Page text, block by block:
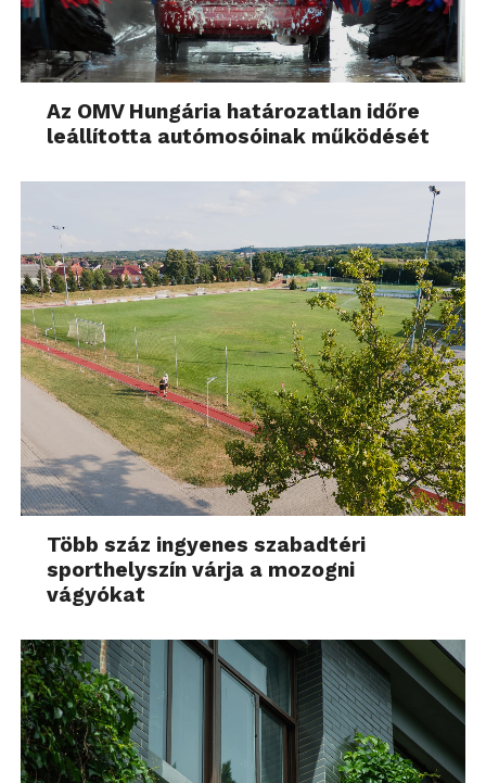
Az OMV Hungária határozatlan időre
leállította autómosóinak működését
Több száz ingyenes szabadtéri
sporthelyszín várja a mozogni
vágyókat